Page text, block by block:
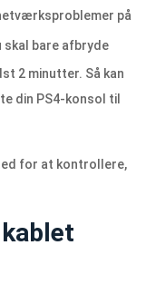
på
skal bare afbryde
2 minutter. Så kan
din PS4-konsol til
for at kontrollere,